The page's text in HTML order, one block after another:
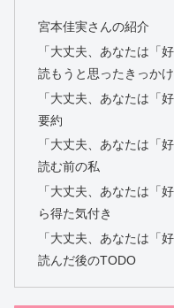
宮本佳実さんの紹介
「大丈夫、あなたは「
読もうと思ったきっかけ
「大丈夫、あなたは「
要約
「大丈夫、あなたは「
読む前の私
「大丈夫、あなたは「
ら得た気付き
「大丈夫、あなたは「
読んだ後のTODO